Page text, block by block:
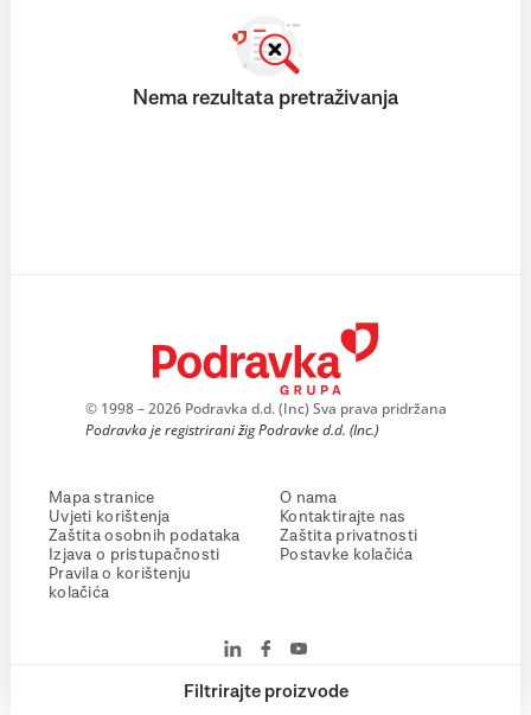
Filtrirajte proizvode
Nema rezultata pretraživanja
© 1998 – 2026 Podravka d.d. (Inc) Sva prava pridržana
Podravka je registrirani žig Podravke d.d. (Inc.)
Mapa stranice
Uvjeti korištenja
Zaštita osobnih podataka
Izjava o pristupačnosti
Pravila o korištenju
kolačića
O nama
Kontaktirajte nas
Zaštita privatnosti
Postavke kolačića